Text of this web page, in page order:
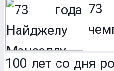
73
100 лет со дня